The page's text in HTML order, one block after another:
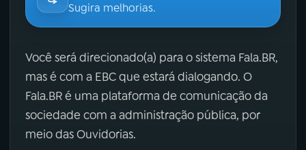
Sugira melhorias.
Você será direcionado(a) para o sistema Fala.BR,
mas é com a EBC que estará dialogando. O
Fala.BR é uma plataforma de comunicação da
sociedade com a administração pública, por
meio das Ouvidorias.